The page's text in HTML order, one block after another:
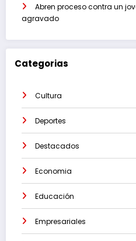
Abren proceso contra un
agravado
Categorias
Cultura
Deportes
Destacados
Economia
Educación
Empresariales